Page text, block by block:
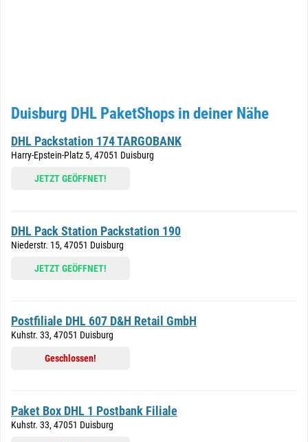
Duisburg DHL PaketShops in deiner Nähe
DHL Packstation 174 TARGOBANK
Harry-Epstein-Platz 5, 47051 Duisburg
JETZT GEÖFFNET!
DHL Pack Station Packstation 190
Niederstr. 15, 47051 Duisburg
JETZT GEÖFFNET!
Postfiliale DHL 607 D&H Retail GmbH
Kuhstr. 33, 47051 Duisburg
Geschlossen!
Paket Box DHL 1 Postbank Filiale
Kuhstr. 33, 47051 Duisburg